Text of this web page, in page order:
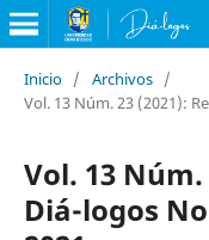
Inicio / Archivos /
Vol. 13 Núm. 23 (2021):
Vol. 13 Núm.
Diá-logos